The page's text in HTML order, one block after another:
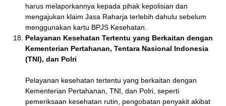
harus melaporkannya kepada pihak kepolisian dan
mengajukan klaim Jasa Raharja terlebih dahulu sebelum
menggunakan kartu BPJS Kesehatan.
Pelayanan Kesehatan Tertentu yang Berkaitan dengan
Kementerian Pertahanan, Tentara Nasional Indonesia
(TNI), dan Polri
Pelayanan kesehatan tertentu yang berkaitan dengan
Kementerian Pertahanan, TNI, dan Polri, seperti
pemeriksaan kesehatan rutin, pengobatan penyakit akibat